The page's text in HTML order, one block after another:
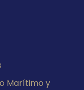
Marítimo y